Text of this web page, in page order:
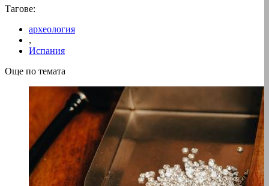
Тагове:
археология
,
Испания
Още по темата